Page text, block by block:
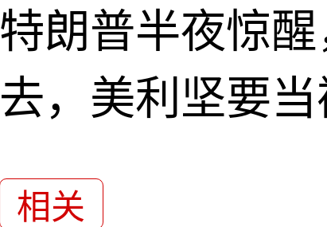
特朗普半夜惊
去，美利坚要
相关